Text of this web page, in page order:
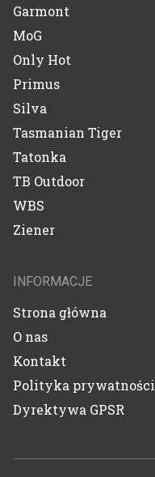
Garmont
MoG
Only Hot
Primus
Silva
Tasmanian Tiger
Tatonka
TB Outdoor
WBS
Ziener
INFORMACJE
Strona główna
O nas
Kontakt
Polityka prywatności
Dyrektywa GPSR